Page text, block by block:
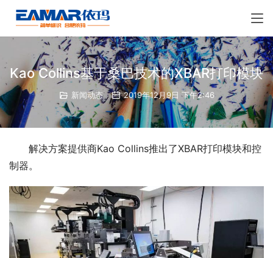
Kao Collins基于桑巴技术的XBAR打印模块
新闻动态 2019年12月9日 下午2:46
解决方案提供商Kao Collins推出了XBAR打印模块和控
制器。